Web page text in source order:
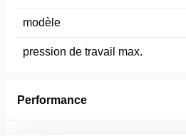
modèle
pression de travail max.
Performance